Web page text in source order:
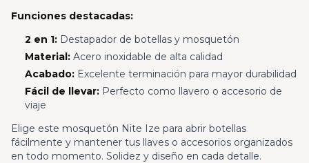
Funciones destacadas:
2 en 1:Destapador de botellas y mosquetón
Material:Acero inoxidable de alta calidad
Acabado:Excelente terminación para mayor durabilidad
Fácil de llevar:Perfecto como llavero o accesorio de
viaje
Elige este mosquetón Nite Ize para abrir botellas
fácilmente y mantener tus llaves o accesorios organizados
en todo momento. Solidez y diseño en cada detalle.